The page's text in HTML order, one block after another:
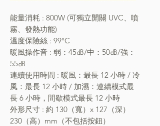
能量消耗 : 800W (可獨立開關 UVC、噴
霧、發熱功能)
溫度保險絲 : 99°C
暖風操作音 : 弱：45㏈/中：50㏈/強：
55㏈
連續使用時間 : 暖風：最長 12 小時 / 冷
風：最長 12 小時 / 加濕：連續模式最
長 6 小時，間歇模式最長 12 小時
外形尺寸 : 約 130（寬）x 127（深）
230（高）mm（不包括按鈕）